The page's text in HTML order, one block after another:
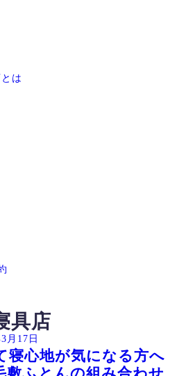
は
具店
月17日
寝心地が気になる方へ